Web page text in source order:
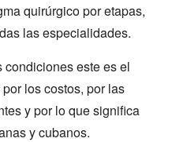
quirúrgico por etapas,
las especialidades.
condiciones este es el
los costos, por las
y por lo que significa
y cubanos.